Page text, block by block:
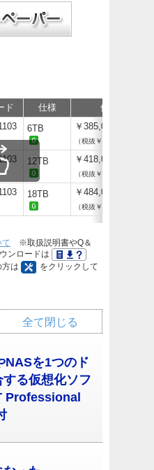
ド 仕様 価格
6TB ￥385,000
（税抜￥350,000）
12TB ￥418,000
（税抜￥380,000）
18TB ￥484,000
（税抜￥440,000）
※取扱説明書やQ＆
ンロードは
は
をクリックして
全て閉じる
NASを1つのド
る仮想化ソフ
Professional